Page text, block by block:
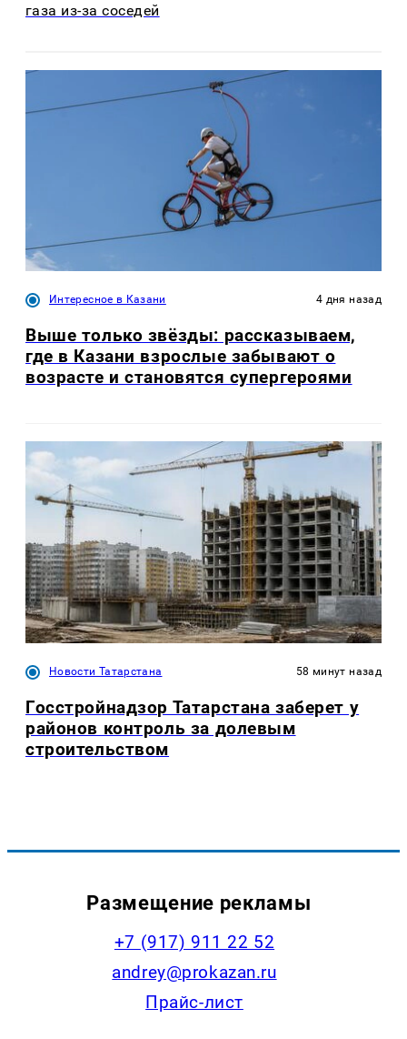
газа из-за соседей
Интересное в Казани 4 дня назад
Выше только звёзды: рассказываем,
где в Казани взрослые забывают о
возрасте и становятся супергероями
Новости Татарстана 58 минут назад
Госстройнадзор Татарстана заберет у
районов контроль за долевым
строительством
Размещение рекламы
+7 (917) 911 22 52
andrey@prokazan.ru
Прайс-лист